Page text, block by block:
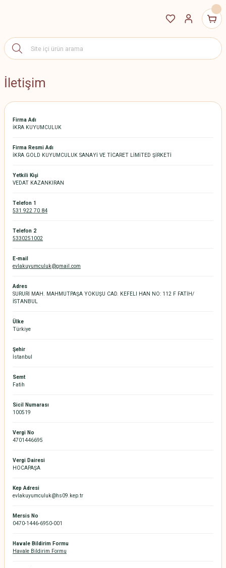
İletişim
Firma Adı
İKRA KUYUMCULUK
Firma Resmi Adı
İKRA GOLD KUYUMCULUK SANAYİ VE TİCARET LİMİTED ŞİRKETİ
Yetkili Kişi
VEDAT KAZANKIRAN
Telefon 1
531 922 70 84
Telefon 2
5330251002
E-mail
evlakuyumculuk@gmail.com
Adres
SURURİ MAH. MAHMUTPAŞA YOKUŞU CAD. KEFELI HAN NO: 112 F FATİH/
İSTANBUL
Ülke
Türkiye
Şehir
İstanbul
Semt
Fatih
Sicil Numarası
100519
Vergi No
4701446695
Vergi Dairesi
HOCAPAŞA
Kep Adresi
evlakuyumculuk@hs09.kep.tr
Mersis No
0470-1446-6950-001
Havale Bildirim Formu
Havale Bildirim Formu